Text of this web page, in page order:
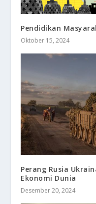
Pendidikan
Oktober 15, 2024
Perang Rusia
Ekonomi Dunia
Desember 20, 2024